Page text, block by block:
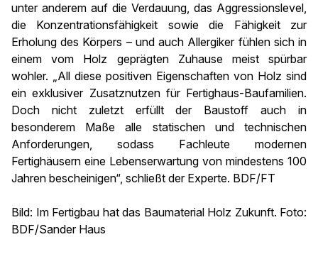
unter anderem auf die Verdauung, das Aggressionslevel,
die Konzentrationsfähigkeit sowie die Fähigkeit zur
Erholung des Körpers – und auch Allergiker fühlen sich in
einem vom Holz geprägten Zuhause meist spürbar
wohler. „All diese positiven Eigenschaften von Holz sind
ein exklusiver Zusatznutzen für Fertighaus-Baufamilien.
Doch nicht zuletzt erfüllt der Baustoff auch in
besonderem Maße alle statischen und technischen
Anforderungen, sodass Fachleute modernen
Fertighäusern eine Lebenserwartung von mindestens 100
Jahren bescheinigen“, schließt der Experte. BDF/FT
Bild: Im Fertigbau hat das Baumaterial Holz Zukunft. Foto:
BDF/Sander Haus